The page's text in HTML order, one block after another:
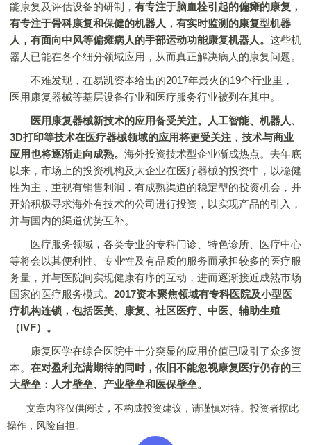
能康复及评估设备的研制， 有专注于脑血栓引起的偏瘫的康复，
有专注于骨科康复和保健的机器人，有实时监测的康复型机器
人，有面向中风等偏瘫病人的手部运动功能康复机器人。 这些机
器人已能在各个细分领域应用，从而真正解决病人的康复问题。
不难发现，在易凯资本给出的2017年最火的19个行业里，
医用康复器械等基层设备行业和医疗服务行业被列在其中。
医用康复器械新技术的应用备受关注。
人工智能、机器人、
3D打印等技术在医疗器械领域的应用将更受关注，技术与商业
应用也将逐渐走向成熟。 海外投资技术型企业渐成热点。去年底
以来，市场上的投资机构及大企业在医疗器械的投资中，以稳健
性为主，重视有销售利润，有成熟渠道的稳定型的投资机会，并
开始积极寻求海外有技术的公司进行投资，以实现产品的引入，
并与国内的渠道优势互补。
医疗服务领域，各类专业的专科门诊、特色诊所、医疗中心
等将会以其便利性、专业性及有品质的服务而承担较多的医疗服
务量，并与医院间实现健康有序的互动，进而逐渐接近成熟市场
国家的医疗服务模式。 2017资本聚焦领域有专科医院及小型医
疗机构连锁，包括医美、康复、社区医疗、中医、辅助生殖
（IVF）。
康复医学在综合医院中十分突显的应用价值已吸引了众多资
本。 在对盈利充满期待的同时，依旧不能忽视康复医疗仍存的三
大壁垒：人才壁垒、产业壁垒和医保壁垒。
文章内容仅供阅读，不构成投资建议，请谨慎对待。投资者据此
操作，风险自担。